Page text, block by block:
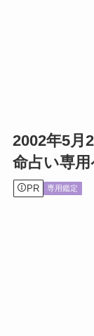
2002年5月
命占い専
PR 専用鑑定